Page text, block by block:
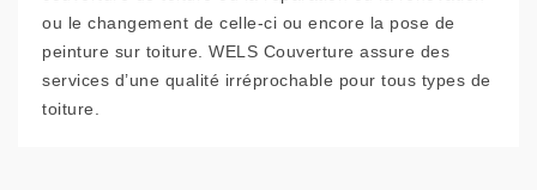
ou le changement de celle-ci ou encore la pose de
peinture sur toiture. WELS Couverture assure des
services d’une qualité irréprochable pour tous types de
toiture.